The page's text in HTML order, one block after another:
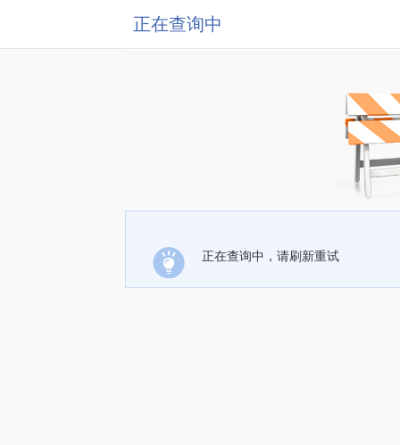
正在查询中
正在查询中，请刷新重试